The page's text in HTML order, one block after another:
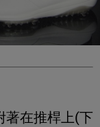
在推桿上(下